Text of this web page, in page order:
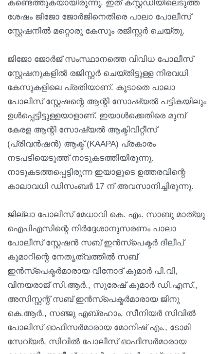
കണ്ടെത്തുകയായിരുന്നു. ഇത് കസ്റ്റഡിയിലെടുത്ത
ശേഷം ജിജോ ജോർജിനെതിരെ പാലാ പോലീസ്
സ്റ്റേഷനിൽ മറ്റൊരു കേസും രജിസ്റ്റർ ചെയ്തു.
ജിജോ ജോർജ് സംസ്ഥാനത്തെ വിവിധ പോലീസ്
സ്റ്റേഷനുകളിൽ രജിസ്റ്റർ ചെയ്തിട്ടുള്ള നിരവധി
കേസുകളിലെ പ്രതിയാണ്. കൂടാതെ പാലാ
പോലീസ് സ്റ്റേഷന്റെ ആന്റി സോഷ്യൽ പട്ടികയിലും
ഉൾപ്പെട്ടിട്ടുള്ളയാളാണ്. ഇയാൾക്കെതിരെ മുമ്പ്
കേരള ആന്റി സോഷ്യൽ ആക്ടിവിറ്റീസ്
(പ്രിവൻഷൻ) ആക്ട് (KAAPA) പ്രകാരം
നടപടിയെടുത്ത് നാടുകടത്തിയിരുന്നു.
നാടുകടത്തപ്പെട്ടിരുന്ന ഇയാളുടെ ഉത്തരവിന്റെ
കാലാവധി ഡിസംബർ 17 ന് അവസാനിച്ചിരുന്നു.
ജില്ലാ പോലീസ് മേധാവി കെ. എം. സാബു മാത്യു
ഐപിഎസിന്റെ നിർദ്ദേശാനുസരണം പാലാ
പോലീസ് സ്റ്റേഷൻ സബ് ഇൻസ്പെക്ടർ ദിലീപ്
കുമാറിന്റെ നേതൃത്വത്തിൽ സബ്
ഇൻസ്പെക്ടർമാരായ വിനോദ് കുമാർ പി.വി,
വിനയരാജ് സി.ആർ., സുരേഷ് കുമാർ ഡി.എസ്.,
അസിസ്റ്റന്റ് സബ് ഇൻസ്പെക്ടർമാരായ ജിനു
കെ.ആർ., സഞ്ജു എബ്രഹാം, സീനിയർ സിവിൽ
പോലീസ് ഓഫീസർമാരായ മോനിഷ് എം., ടോമി
സേവ്യർ, സിവിൽ പോലീസ് ഓഫീസർമാരായ